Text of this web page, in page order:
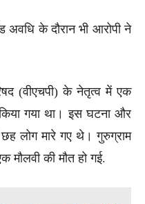
अवधि के दौरान भी आरोपी ने
(वीएचपी) के नेतृत्व में एक
किया गया था। इस घटना और
लोग मारे गए थे। गुरुग्राम
की मौत हो गई.